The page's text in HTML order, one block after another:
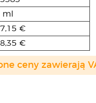
ml
€
€
ceny zawierają